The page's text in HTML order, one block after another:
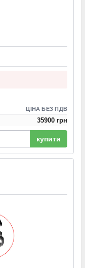
ЦІНА БЕЗ ПДВ
35900 грн
купити